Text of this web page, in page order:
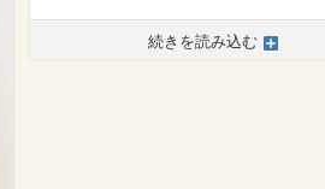
続きを読み込む